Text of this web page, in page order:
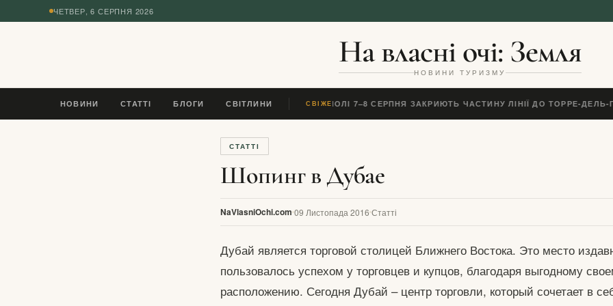
ЧЕТВЕР, 6 СЕРПНЯ 2026
На власні очі: Земля
НОВИНИ ТУРИЗМУ
НОВИНИ СТАТТІ БЛОГИ СВІТЛИНИ СВІЖЕ
У НЕАПОЛІ 7–8 СЕРПНЯ ЗАКРИЮТЬ ЧАСТИНУ ЛІНІЇ ДО ТОРРЕ-
СТАТТІ
Шопинг в Дубае
NaVlasniOchi.com 09 Листопада 2016 Статті
Дубай является торговой столицей Ближнего Востока. Это место
пользовалось успехом у торговцев и купцов, благодаря выгодному
расположению. Сегодня Дубай – центр торговли, который сочетает в